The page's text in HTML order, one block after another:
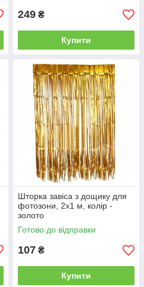
249 ₴
Купити
Шторка завіса з дощику для
фотозони, 2х1 м, колір -
золото
Готово до відправки
107 ₴
Купити